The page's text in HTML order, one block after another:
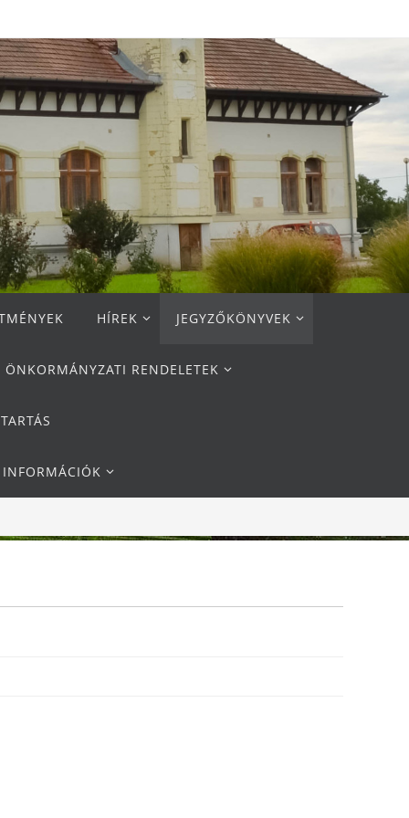
HÍREK JEGYZŐKÖNYVEK
ÖNKORMÁNYZATI RENDELETEK
INFORMÁCIÓK